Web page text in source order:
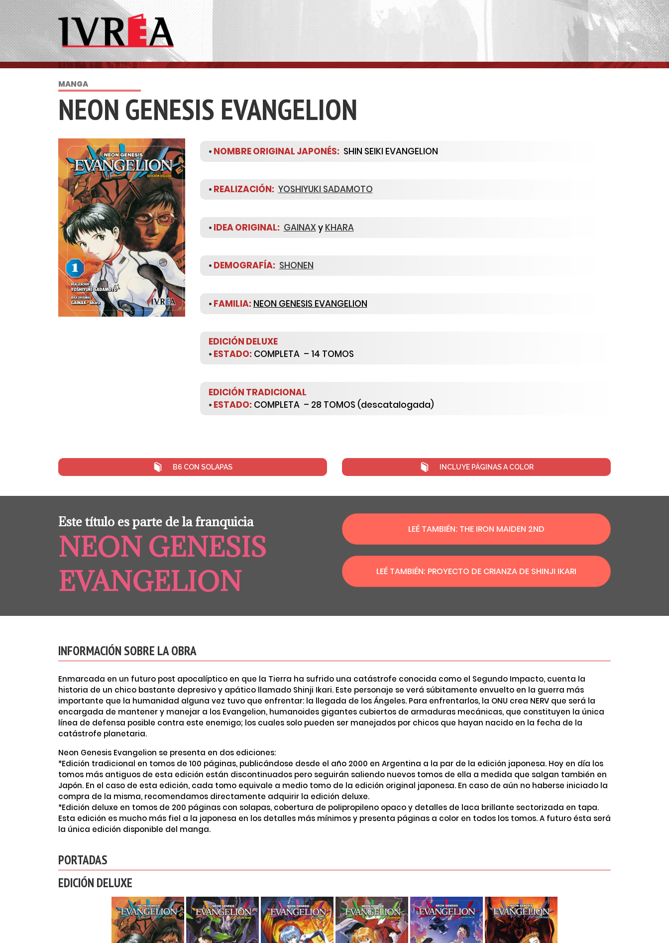
MANGA
NEON GENESIS EVANGELION
• NOMBRE ORIGINAL JAPONÉS: SHIN SEIKI EVANGELION
• REALIZACIÓN: YOSHIYUKI SADAMOTO
• IDEA ORIGINAL: GAINAXy KHARA
• DEMOGRAFÍA: SHONEN
• FAMILIA: NEON GENESIS EVANGELION
EDICIÓN DELUXE
• ESTADO: COMPLETA – 14 TOMOS
EDICIÓN TRADICIONAL
• ESTADO: COMPLETA – 28 TOMOS (descatalogada)
B6 CON SOLAPAS INCLUYE PÁGINAS A COLOR
Este título es parte de la franquicia
NEON GENESIS
EVANGELION
LEÉ TAMBIÉN: THE IRON MAIDEN 2ND
LEÉ TAMBIÉN: PROYECTO DE CRIANZA DE SHINJI IKARI
INFORMACIÓN SOBRE LA OBRA
Enmarcada en un futuro post apocalíptico en que la Tierra ha sufrido una catástrofe conocida como el Segundo Impacto, cuenta la
historia de un chico bastante depresivo y apático llamado Shinji Ikari. Este personaje se verá súbitamente envuelto en la guerra más
importante que la humanidad alguna vez tuvo que enfrentar: la llegada de los Ángeles. Para enfrentarlos, la ONU crea NERV que será la
encargada de mantener y manejar a los Evangelion, humanoides gigantes cubiertos de armaduras mecánicas, que constituyen la única
línea de defensa posible contra este enemigo; los cuales solo pueden ser manejados por chicos que hayan nacido en la fecha de la
catástrofe planetaria.
Neon Genesis Evangelion se presenta en dos ediciones:
*Edición tradicional en tomos de 100 páginas, publicándose desde el año 2000 en Argentina a la par de la edición japonesa. Hoy en día los
tomos más antiguos de esta edición están discontinuados pero seguirán saliendo nuevos tomos de ella a medida que salgan también en
Japón. En el caso de esta edición, cada tomo equivale a medio tomo de la edición original japonesa. En caso de aún no haberse iniciado la
compra de la misma, recomendamos directamente adquirir la edición deluxe.
*Edición deluxe en tomos de 200 páginas con solapas, cobertura de polipropileno opaco y detalles de laca brillante sectorizada en tapa.
Esta edición es mucho más fiel a la japonesa en los detalles más mínimos y presenta páginas a color en todos los tomos. A futuro ésta será
la única edición disponible del manga.
PORTADAS
EDICIÓN DELUXE